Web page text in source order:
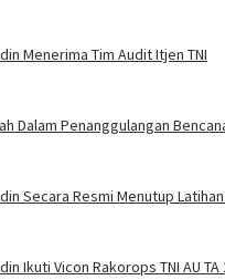
Menerima Tim Audit Itjen TNI
Dalam Penanggulangan
Secara Resmi Menutup
Ikuti Vicon Rakorops TNI AU TA